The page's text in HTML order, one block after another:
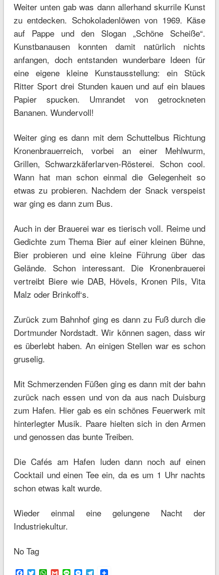
Weiter unten gab was dann allerhand skurrile Kunst
zu entdecken. Schokoladenlöwen von 1969. Käse
auf Pappe und den Slogan „Schöne Scheiße“.
Kunstbanausen konnten damit natürlich nichts
anfangen, doch entstanden wunderbare Ideen für
eine eigene kleine Kunstausstellung: ein Stück
Ritter Sport drei Stunden kauen und auf ein blaues
Papier spucken. Umrandet von getrockneten
Bananen. Wundervoll!
Weiter ging es dann mit dem Schuttelbus Richtung
Kronenbrauerreich, vorbei an einer Mehlwurm,
Grillen, Schwarzkäferlarven-Rösterei. Schon cool.
Wann hat man schon einmal die Gelegenheit so
etwas zu probieren. Nachdem der Snack verspeist
war ging es dann zum Bus.
Auch in der Brauerei war es tierisch voll. Reime und
Gedichte zum Thema Bier auf einer kleinen Bühne,
Bier probieren und eine kleine Führung über das
Gelände. Schon interessant. Die Kronenbrauerei
vertreibt Biere wie DAB, Hövels, Kronen Pils, Vita
Malz oder Brinkoff‘s.
Zurück zum Bahnhof ging es dann zu Fuß durch die
Dortmunder Nordstadt. Wir können sagen, dass wir
es überlebt haben. An einigen Stellen war es schon
gruselig.
Mit Schmerzenden Füßen ging es dann mit der bahn
zurück nach essen und von da aus nach Duisburg
zum Hafen. Hier gab es ein schönes Feuerwerk mit
hinterlegter Musik. Paare hielten sich in den Armen
und genossen das bunte Treiben.
Die Cafés am Hafen luden dann noch auf einen
Cocktail und einen Tee ein, da es um 1 Uhr nachts
schon etwas kalt wurde.
Wieder einmal eine gelungene Nacht der
Industriekultur.
No Tag
Facebook
TwitterWhatsApp
Gmail
LineMessenger
Telegram